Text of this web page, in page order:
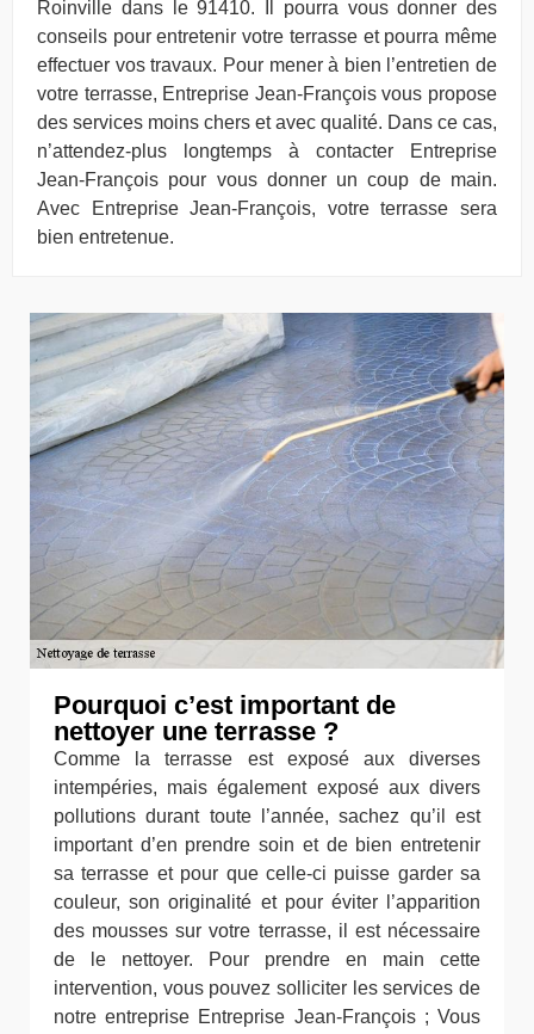
Roinville dans le 91410. Il pourra vous donner des
conseils pour entretenir votre terrasse et pourra même
effectuer vos travaux. Pour mener à bien l’entretien de
votre terrasse, Entreprise Jean-François vous propose
des services moins chers et avec qualité. Dans ce cas,
n’attendez-plus longtemps à contacter Entreprise
Jean-François pour vous donner un coup de main.
Avec Entreprise Jean-François, votre terrasse sera
bien entretenue.
Pourquoi c’est important de
nettoyer une terrasse ?
Comme la terrasse est exposé aux diverses
intempéries, mais également exposé aux divers
pollutions durant toute l’année, sachez qu’il est
important d’en prendre soin et de bien entretenir
sa terrasse et pour que celle-ci puisse garder sa
couleur, son originalité et pour éviter l’apparition
des mousses sur votre terrasse, il est nécessaire
de le nettoyer. Pour prendre en main cette
intervention, vous pouvez solliciter les services de
notre entreprise Entreprise Jean-François ; Vous